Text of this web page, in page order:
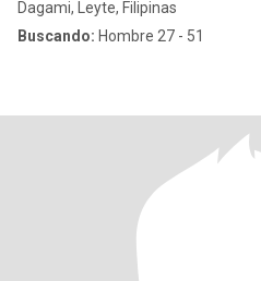
Dagami, Leyte, Filipinas
Buscando: Hombre 27 - 51